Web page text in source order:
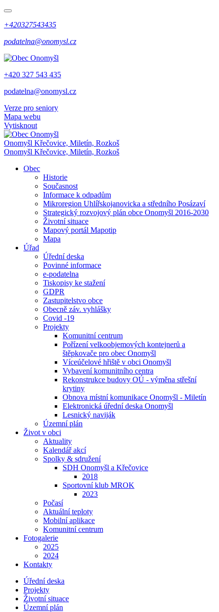
+420327543435
podatelna@onomysl.cz
+420 327 543 435
podatelna@onomysl.cz
Verze pro seniory
Mapa webu
Vytisknout
Onomyšl Křečovice, Miletín, Rozkoš
Onomyšl Křečovice, Miletín, Rozkoš
Obec
Historie
Současnost
Informace k odpadům
Mikroregion Uhlířskojanovicka a středního Posázaví
Strategický rozvojový plán obce Onomyšl 2016-2030
Životní situace
Mapový portál Mapotip
Mapa
Úřad
Úřední deska
Povinné informace
e-podatelna
Tiskopisy ke stažení
GDPR
Zastupitelstvo obce
Obecně záv. vyhlášky
Covid -19
Projekty
Komunitní centrum
Pořízení velkoobjemových kontejnerů a
štěpkovače pro obec Onomyšl
Víceúčelové hřiště v obci Onomyšl
Vybavení komunitního centra
Rekonstrukce budovy OÚ - výměna střešní
krytiny
Obnova místní komunikace Onomyšl - Miletín
Elektronická úřední deska Onomyšl
Lesnický naviják
Územní plán
Život v obci
Aktuality
Kalendář akcí
Spolky & sdružení
SDH Onomyšl a Křečovice
2018
Sportovní klub MROK
2023
Počasí
Aktuální teploty
Mobilní aplikace
Komunitní centrum
Fotogalerie
2025
2024
Kontakty
Úřední deska
Projekty
Životní situace
Územní plán